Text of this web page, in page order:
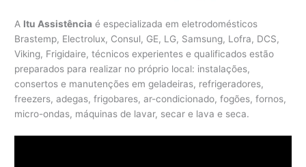
A Itu Assistência é especializada em eletrodomésticos
Brastemp, Electrolux, Consul, GE, LG, Samsung, Lofra, DCS,
Viking, Frigidaire, técnicos experientes e qualificados estão
preparados para realizar no próprio local: instalações,
consertos e manutenções em geladeiras, refrigeradores,
freezers, adegas, frigobares, ar-condicionado, fogões, fornos,
micro-ondas, máquinas de lavar, secar e lava e seca.